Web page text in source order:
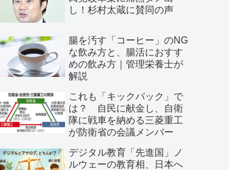
し！杉村太蔵に賛同の声
腸を汚す「コーヒー」のNG
な飲み方と、腸活におすす
めの飲み方｜管理栄養士が
解説
これも「キックバック」で
は？ 自民に献金し、自衛
隊に戦車を納める三菱重工
が防衛省の会議メンバー
デジタル教育「先進国」ノ
ルウェーの教育相、日本へ